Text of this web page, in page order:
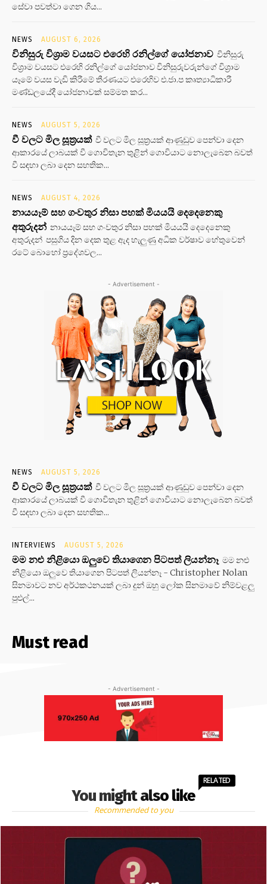
සේවා පවත්වා ගෙන ගිය...
NEWS AUGUST 6, 2026
විනිසුරු විශ්‍රාම වයසට එරෙහි රනිල්ගේ යෝජනාව විනිසුරු
විශ්‍රාම වයසට එරෙහි රනිල්ගේ යෝජනාව විනිසුරුවරුන්ගේ විශ්‍රාම
යෑමේ වයස වැඩි කිරීමේ තීරණයට එරෙහිව එ.ජා.ප කෘත්‍යාධිකාරී
මණ්ඩලයේදී යෝජනාවක් සම්මත කර...
NEWS AUGUST 5, 2026
වී වලට මිල සූත්‍රයක් වී වලට මිල සූත්‍රයක් ආණුඩුව පෙන්වා දෙන
ආකාරයේ ලාබයක් වී ගොවිතැන තුළින් ගොවියාට නොලැබෙන බවත්
වී සඳහා ලබා දෙන සහතික...
NEWS AUGUST 4, 2026
නායයෑම් සහ ගංවතුර නිසා පහක් මියයයි දෙදෙනෙකු
අතුරුදන් නායයෑම් සහ ගංවතුර නිසා පහක් මියයයි දෙදෙනෙකු
අතුරුදන් පසුගිය දින දෙක තුළ ඇද හැලුණු අධික වර්ෂාව හේතුවෙන්
රටේ බොහෝ ප්‍රදේශවල...
- Advertisement -
NEWS AUGUST 5, 2026
වී වලට මිල සූත්‍රයක් වී වලට මිල සූත්‍රයක් ආණුඩුව පෙන්වා දෙන
ආකාරයේ ලාබයක් වී ගොවිතැන තුළින් ගොවියාට නොලැබෙන බවත්
වී සඳහා ලබා දෙන සහතික...
INTERVIEWS AUGUST 5, 2026
මම නළු නිළියො ඔලුවෙ තියාගෙන පිටපත් ලියන්නෑ මම නළු
නිළියො ඔලුවෙ තියාගෙන පිටපත් ලියන්නෑ - Christopher Nolan
සිනමාවට නව අර්ථකථනයක් ලබා දුන් ඔහු ලෝක සිනමාවේ නිම්වළලු
පුළුල්...
Must read
- Advertisement -
You might also like
RELATED
Recommended to you